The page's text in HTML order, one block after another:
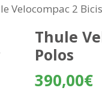
Velocompac 2
Thule
Polos
390,00€